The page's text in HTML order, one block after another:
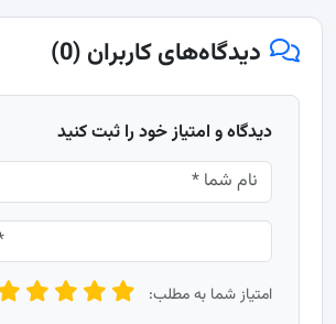
دیدگاه‌های کاربران (0)
دیدگاه و امتیاز خود را ثبت کنید
امتیاز شما به مطلب: